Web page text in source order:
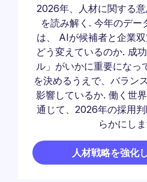
2026年、人材に関する
を読み解く. 今年のデー
は、 AIが候補者と企業
どう変えているのか. 成
ル」がいかに重要になっ
を決めるうえで、バラン
影響しているか. 働く世
通じて、2026年の採用
らかにし
人材戦略を強化